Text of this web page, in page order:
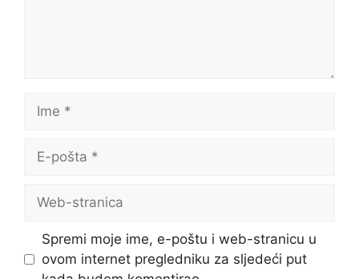
pošta
stranica
Spremi moje ime, e-poštu i web-stranicu u
ovom internet pregledniku za sljedeći put